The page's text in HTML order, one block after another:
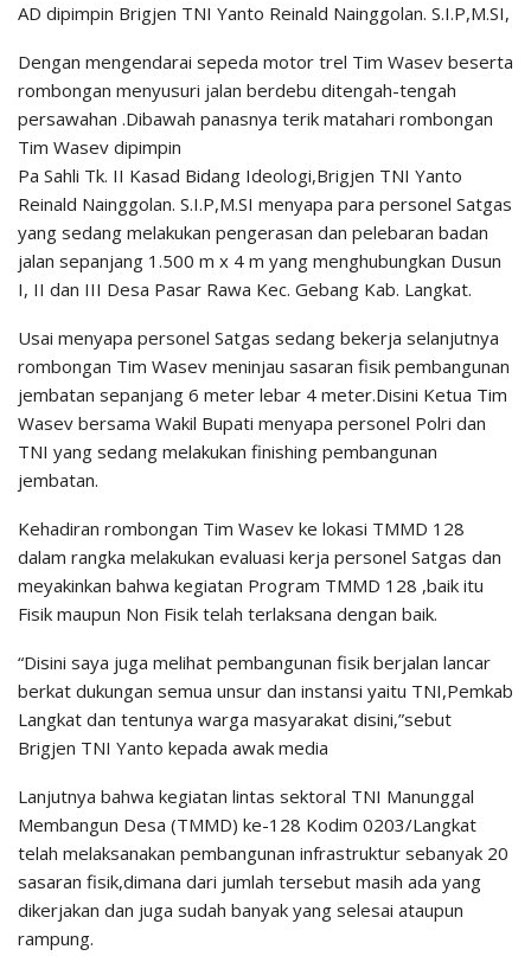
AD dipimpin Brigjen TNI Yanto Reinald Nainggolan. S.I.P,M.SI,
Dengan mengendarai sepeda motor trel Tim Wasev beserta
rombongan menyusuri jalan berdebu ditengah-tengah
persawahan .Dibawah panasnya terik matahari rombongan
Tim Wasev dipimpin
Pa Sahli Tk. II Kasad Bidang Ideologi,Brigjen TNI Yanto
Reinald Nainggolan. S.I.P,M.SI menyapa para personel Satgas
yang sedang melakukan pengerasan dan pelebaran badan
jalan sepanjang 1.500 m x 4 m yang menghubungkan Dusun
I, II dan III Desa Pasar Rawa Kec. Gebang Kab. Langkat.
Usai menyapa personel Satgas sedang bekerja selanjutnya
rombongan Tim Wasev meninjau sasaran fisik pembangunan
jembatan sepanjang 6 meter lebar 4 meter.Disini Ketua Tim
Wasev bersama Wakil Bupati menyapa personel Polri dan
TNI yang sedang melakukan finishing pembangunan
jembatan.
Kehadiran rombongan Tim Wasev ke lokasi TMMD 128
dalam rangka melakukan evaluasi kerja personel Satgas dan
meyakinkan bahwa kegiatan Program TMMD 128 ,baik itu
Fisik maupun Non Fisik telah terlaksana dengan baik.
“Disini saya juga melihat pembangunan fisik berjalan lancar
berkat dukungan semua unsur dan instansi yaitu TNI,Pemkab
Langkat dan tentunya warga masyarakat disini,”sebut
Brigjen TNI Yanto kepada awak media
Lanjutnya bahwa kegiatan lintas sektoral TNI Manunggal
Membangun Desa (TMMD) ke-128 Kodim 0203/Langkat
telah melaksanakan pembangunan infrastruktur sebanyak 20
sasaran fisik,dimana dari jumlah tersebut masih ada yang
dikerjakan dan juga sudah banyak yang selesai ataupun
rampung.